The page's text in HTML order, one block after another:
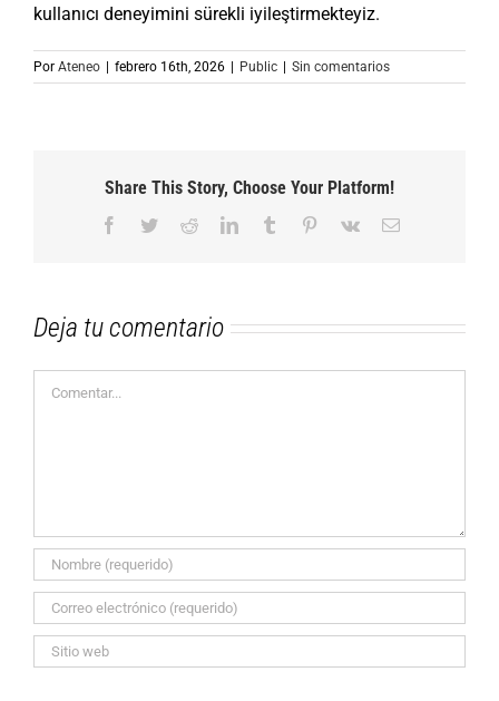
kullanıcı deneyimini sürekli iyileştirmekteyiz.
Por Ateneo febrero 16th, 2026 Public Sin comentarios
Share This Story, Choose Your Platform!
Facebook
TwitterRedditLinkedInTumblr Pinterest
Vk
Correo
Deja tu comentario